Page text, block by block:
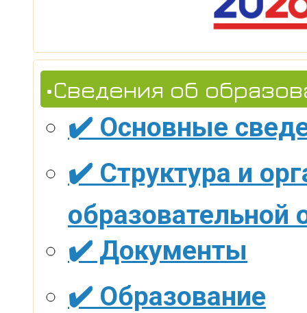
•Сведения об
✔️ Основные
✔️ Структура и
образовательной
✔️ Документы
✔️ Образование